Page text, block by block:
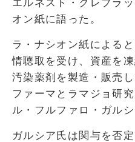
オン紙に語った。
ラ・ナシオン紙による
情聴取を受け、資産を
汚染薬剤を製造・販売
ファーマとラマジョ研
ル・フルファロ・ガル
ガルシア氏は関与を否